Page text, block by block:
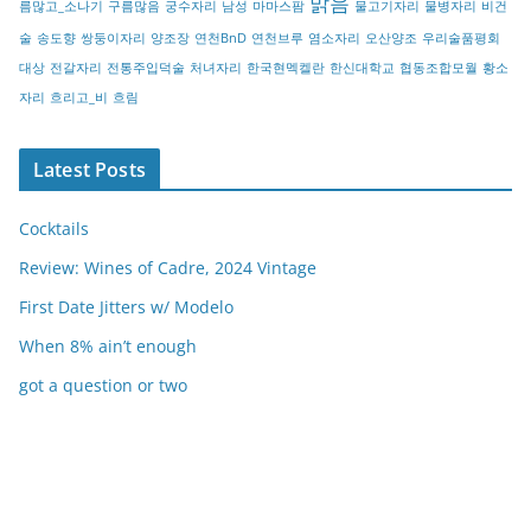
름많고_소나기 구름많음 궁수자리 남성 마마스팜 물고기자리 물병자리 비건
술 송도향 쌍둥이자리 양조장 연천BnD 연천브루 염소자리 오산양조 우리술품평회
대상 전갈자리 전통주입덕술 처녀자리 한국현멕켈란 한신대학교 협동조합모월 황소
자리 흐리고_비 흐림
Latest Posts
Cocktails
Review: Wines of Cadre, 2024 Vintage
First Date Jitters w/ Modelo
When 8% ain’t enough
got a question or two